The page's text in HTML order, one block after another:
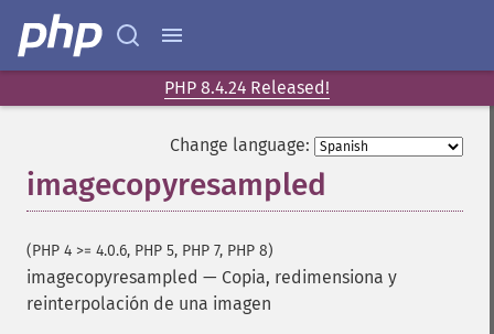
PHP 8.4.24 Released!
Change language:
imagecopyresampled
(PHP 4 >= 4.0.6, PHP 5, PHP 7, PHP 8)
imagecopyresampled — Copia, redimensiona y
reinterpolación de una imagen